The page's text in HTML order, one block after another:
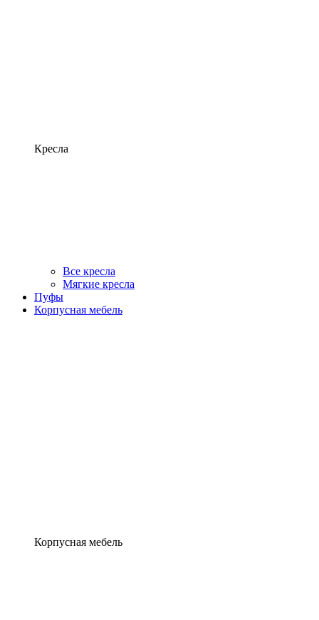
Кресла
Все кресла
Мягкие кресла
Пуфы
Корпусная мебель
Корпусная мебель